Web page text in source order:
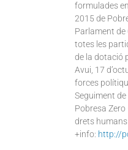
formulades
2015 de
Parlament de
totes les
de la dotació
Avui, 17
forces
Seguiment
Pobresa
drets
+info: http://